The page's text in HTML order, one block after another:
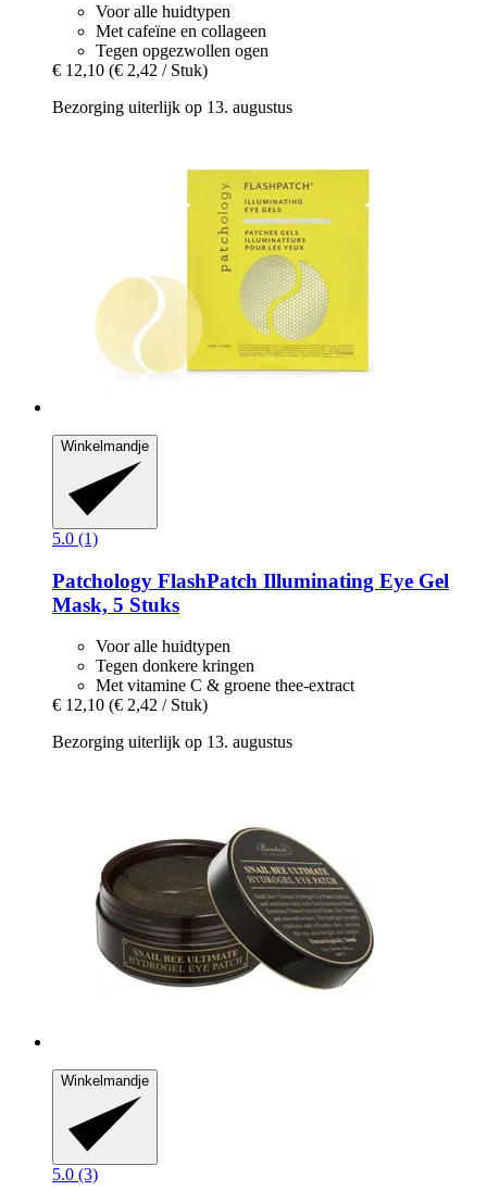
Voor alle huidtypen
Met cafeïne en collageen
Tegen opgezwollen ogen
€ 12,10 (€ 2,42 / Stuk)
Bezorging uiterlijk op 13. augustus
Winkelmandje
5.0 (1)
Patchology FlashPatch Illuminating Eye Gel
Mask, 5 Stuks
Voor alle huidtypen
Tegen donkere kringen
Met vitamine C & groene thee-extract
€ 12,10 (€ 2,42 / Stuk)
Bezorging uiterlijk op 13. augustus
Winkelmandje
5.0 (3)